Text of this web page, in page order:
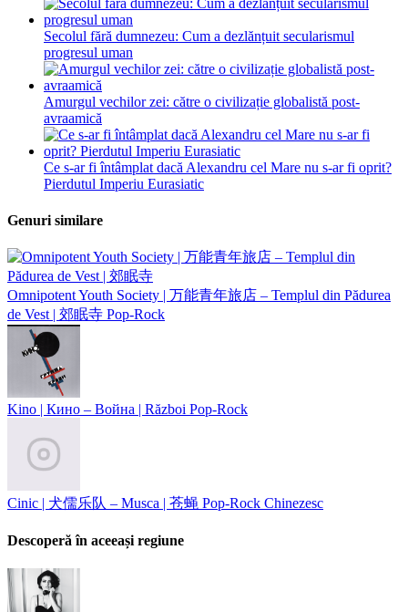
Secolul fără dumnezeu: Cum a dezlănțuit secularismul
progresul uman
Amurgul vechilor zei: către o civilizație globalistă post-
avraamică
Ce s-ar fi întâmplat dacă Alexandru cel Mare nu s-ar fi oprit?
Pierdutul Imperiu Eurasiatic
Genuri similare
Omnipotent Youth Society | 万能青年旅店 – Templul din Pădurea
de Vest | 郊眠寺 Pop-Rock
Kino | Кино – Война | Război Pop-Rock
Cinic | 犬儒乐队 – Musca | 苍蝇 Pop-Rock Chinezesc
Descoperă în aceeași regiune